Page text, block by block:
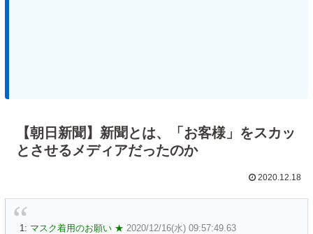
【朝日新聞】新聞とは、「お客様」をスカッ
とさせるメディアだったのか
2020.12.18
1: マスク着用のお願い ★ 2020/12/16(水) 09:57:49.63